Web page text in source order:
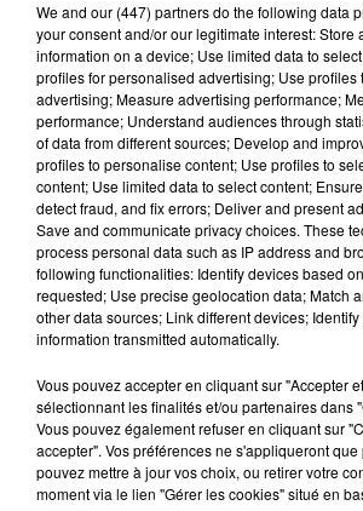
Crumble de courgettes au jambon
frais
· 800 g de courgettes
· 400 g de fromage frais de brebis
· 20 g de pignons de pin ou de noix
· 200 g de jambon de Bayonne
· 3 c/s d'un mélange d'huile
courge
· Sel, poivre
· 100 g de farine T55
· 100 g de beurre demi-sel
We and our (447) partnersdo the following data
your consent and/or our legitimate interest: Store
information on a device; Use limited data to
profiles for personalised advertising; Use profiles
advertising; Measure advertising performance;
performance; Understand audiences through
of data from different sources; Develop and
profiles to personalise content; Use profiles to
content; Use limited data to select content;
detect fraud, and fix errors; Deliver and present
Save and communicate privacy choices. These
process personal data such as IP address and
following functionalities: Identify devices based
requested; Use precise geolocation data; Match
other data sources; Link different devices;
information transmitted automatically.
Vous pouvez accepter en cliquant sur "Accepter
sélectionnant les finalités et/ou partenaires dans
Vous pouvez également refuser en cliquant sur
accepter". Vos préférences ne s'appliqueront que
pouvez mettre à jour vos choix, ou retirer votre
moment via le lien "Gérer les cookies" situé en